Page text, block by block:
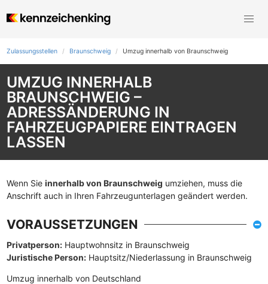
Zulassungsstellen Braunschweig Umzug innerhalb von Braunschweig
UMZUG INNERHALB
BRAUNSCHWEIG –
ADRESSÄNDERUNG IN
FAHRZEUGPAPIERE EINTRAGEN
LASSEN
Wenn Sie innerhalb von Braunschweig umziehen, muss die
Anschrift auch in Ihren Fahrzeugunterlagen geändert werden.
VORAUSSETZUNGEN
Privatperson: Hauptwohnsitz in Braunschweig
Juristische Person: Hauptsitz/Niederlassung in Braunschweig
Umzug innerhalb von Deutschland